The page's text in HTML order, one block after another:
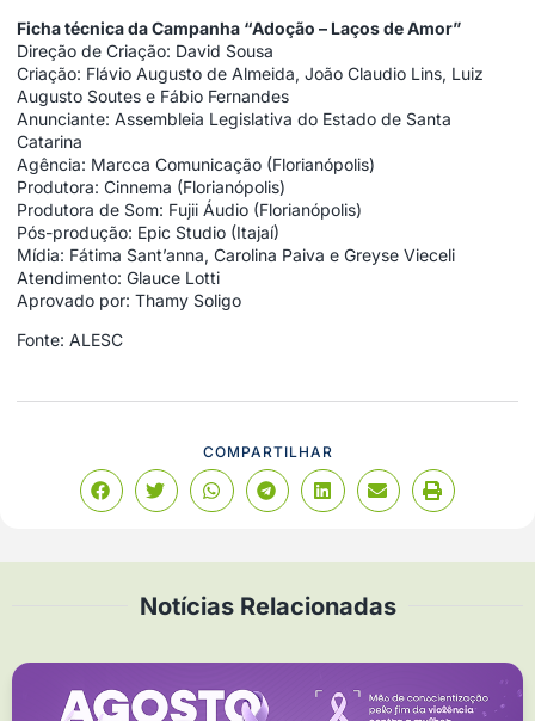
Ficha técnica da Campanha “Adoção – Laços de Amor”
Direção de Criação: David Sousa
Criação: Flávio Augusto de Almeida, João Claudio Lins, Luiz
Augusto Soutes e Fábio Fernandes
Anunciante: Assembleia Legislativa do Estado de Santa
Catarina
Agência: Marcca Comunicação (Florianópolis)
Produtora: Cinnema (Florianópolis)
Produtora de Som: Fujii Áudio (Florianópolis)
Pós-produção: Epic Studio (Itajaí)
Mídia: Fátima Sant’anna, Carolina Paiva e Greyse Vieceli
Atendimento: Glauce Lotti
Aprovado por: Thamy Soligo
Fonte: ALESC
COMPARTILHAR
Notícias Relacionadas